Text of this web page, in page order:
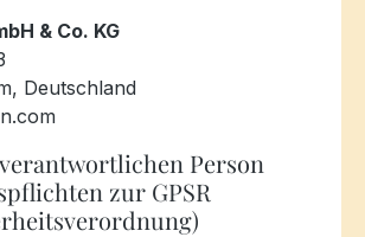
& Co. KG
Deutschland
Person
zur GPSR